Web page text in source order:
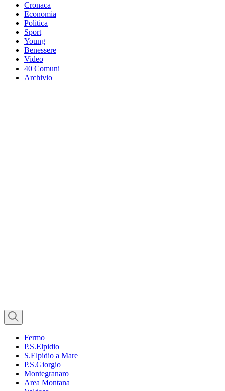
Cronaca
Economia
Politica
Sport
Young
Benessere
Video
40 Comuni
Archivio
Fermo
P.S.Elpidio
S.Elpidio a Mare
P.S.Giorgio
Montegranaro
Area Montana